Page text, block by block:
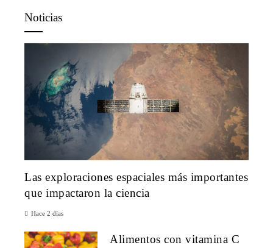
Noticias
Las exploraciones espaciales más importantes
que impactaron la ciencia
Hace 2 días
Alimentos con vitamina C